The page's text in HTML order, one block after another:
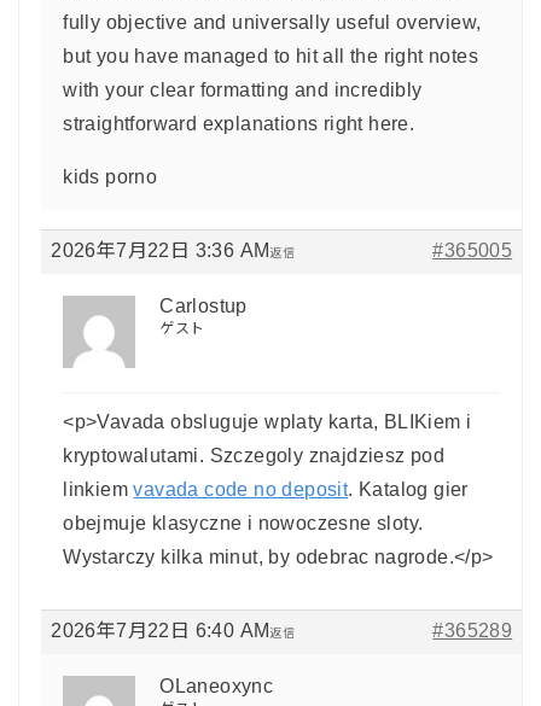
fully objective and universally useful overview,
but you have managed to hit all the right notes
with your clear formatting and incredibly
straightforward explanations right here.
kids porno
2026年7月22日 3:36 AM #365005
返信
Carlostup
ゲスト
<p>Vavada obsluguje wplaty karta, BLIKiem i
kryptowalutami. Szczegoly znajdziesz pod
linkiemvavada code no deposit. Katalog gier
obejmuje klasyczne i nowoczesne sloty.
Wystarczy kilka minut, by odebrac nagrode.</p>
2026年7月22日 6:40 AM #365289
返信
OLaneoxync